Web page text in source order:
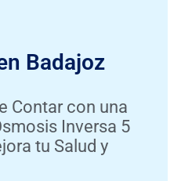
Badajoz
Contar con una
Inversa 5
tu Salud y